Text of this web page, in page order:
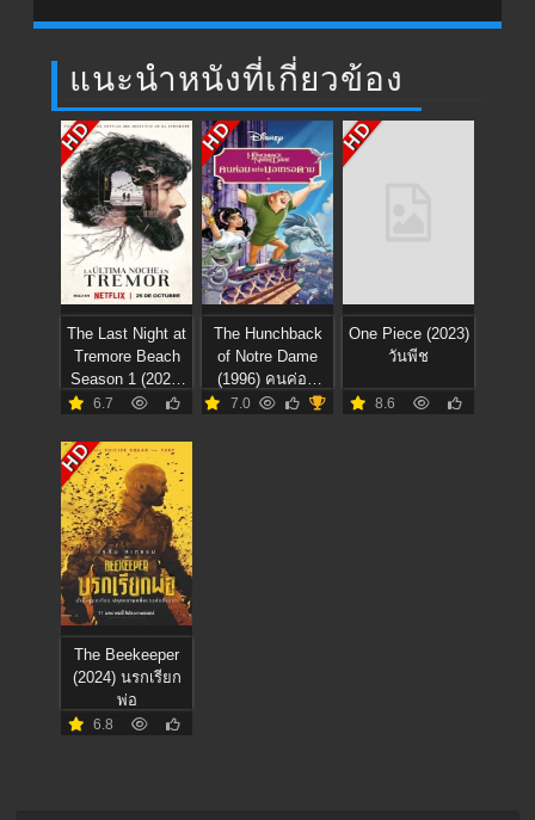
แนะนำหนังที่เกี่ยวข้อง
HD
The Last Night at
Tremore Beach
Season 1 (2024)
คืนสุดท้ายที่เทรม
6.7
HD
The Hunchback
of Notre Dame
(1996) คนค่อม
แห่งนอเทรอดาม
7.0
HD
One Piece (2023)
วันพีช
8.6
HD
The Beekeeper
(2024) นรกเรียก
พ่อ
6.8